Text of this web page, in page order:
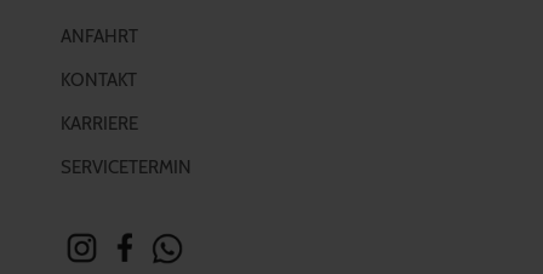
ANFAHRT
KONTAKT
KARRIERE
SERVICETERMIN